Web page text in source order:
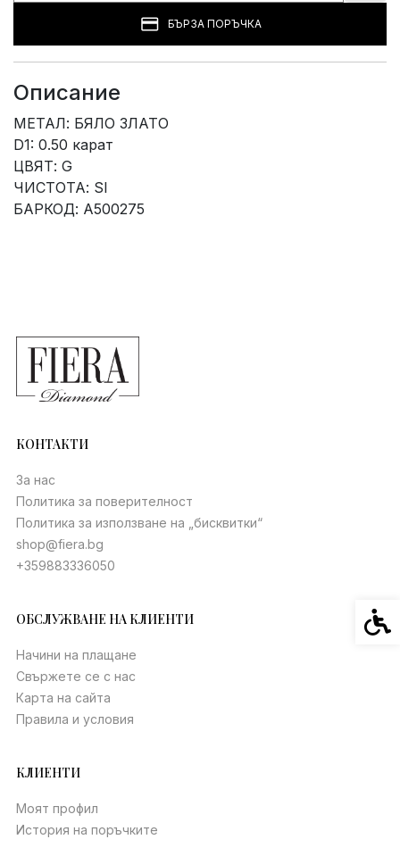
БЪРЗА ПОРЪЧКА
Описание
МЕТАЛ: БЯЛО ЗЛАТО
D1: 0.50 карат
ЦВЯТ: G
ЧИСТОТА: SI
БАРКОД: A500275
КОНТАКТИ
За нас
Политика за поверителност
Политика за използване на „бисквитки“
shop@fiera.bg
+359883336050
ОБСЛУЖВАНЕ НА КЛИЕНТИ
Начини на плащане
Свържете се с нас
Карта на сайта
Правила и условия
КЛИЕНТИ
Моят профил
История на поръчките